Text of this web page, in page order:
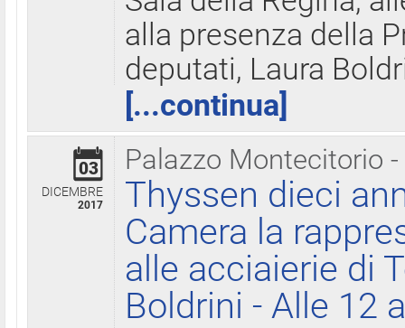
alla presenza della
deputati, Laura
[...continua]
Palazzo Montecitorio
03
DICEMBRE
2017
Thyssen dieci
Camera la
alle acciaierie di
Boldrini - Alle 12